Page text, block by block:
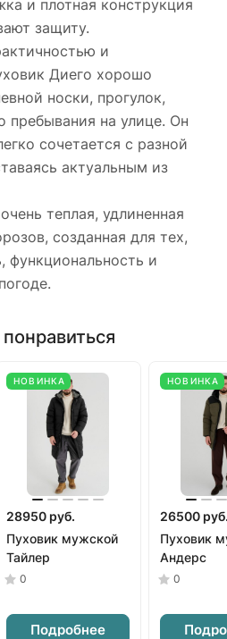
и плотная конструкция
защиту.
и
Диего хорошо
носки, прогулок,
пребывания на улице. Он
сочетается с разной
актуальным из
теплая, удлиненная
созданная для тех,
функциональность и
НОВИНКА
28950 руб.
Пуховик мужской
Тайлер
0
Подробнее
НОВИНКА
26500
Пуховик
Андерс
0